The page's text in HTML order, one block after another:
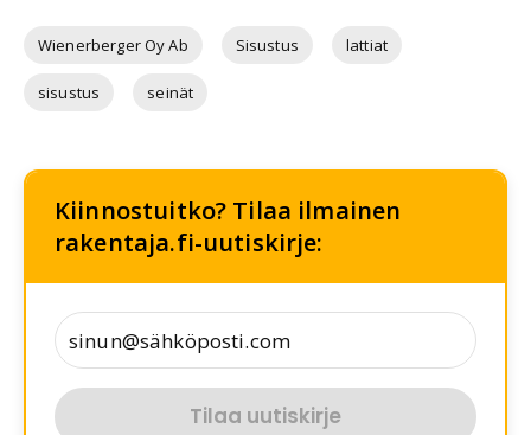
Wienerberger Oy Ab Sisustus lattiat
sisustus seinät
Kiinnostuitko? Tilaa ilmainen
rakentaja.fi-uutiskirje:
Tilaa uutiskirje